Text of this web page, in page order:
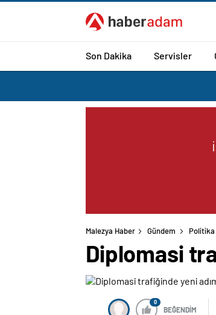
Son Dakika Servisler
Malezya Haber Gündem Politika
Diplomasi
0
BEĞENDİM